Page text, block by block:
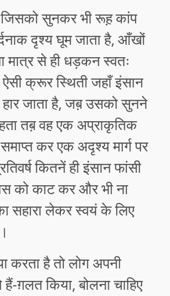
सुनकर भी रूह़ कांप
दृश्य घूम जाता है, आँखों
से ही धड़कन स्वतः
क्रूर स्थिती जहाँ इंसान
हार जाता है, जब़ उसको सुनने
तब़ वह एक अप्राकृतिक
समाप्त कर एक अदृश्य मार्ग पर
कितनें ही इंसान फांसी
को काट कर और भी ना
सहारा लेकर स्वयं के लिए
करता है तो लोग अपनी
ग़लत किया, बोलना चाहिए